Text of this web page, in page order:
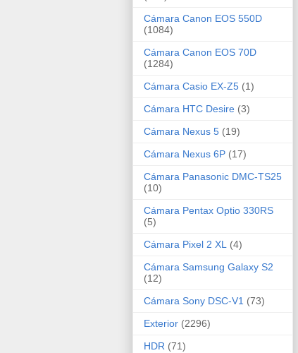
Cámara Canon EOS 550D
(1084)
Cámara Canon EOS 70D
(1284)
Cámara Casio EX-Z5 (1)
Cámara HTC Desire (3)
Cámara Nexus 5 (19)
Cámara Nexus 6P (17)
Cámara Panasonic DMC-TS25
(10)
Cámara Pentax Optio 330RS
(5)
Cámara Pixel 2 XL
(4)
Cámara Samsung Galaxy S2
(12)
Cámara Sony DSC-V1 (73)
Exterior (2296)
HDR (71)